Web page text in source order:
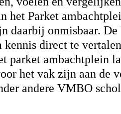
het Parket
daarbij onmisbaar. De
direct te
parket ambachtplein
het vak zijn aan de
andere VMBO